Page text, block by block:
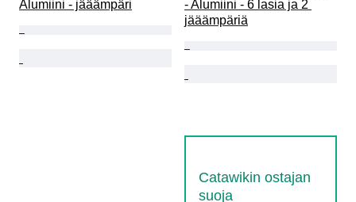
Alumiini - jääämpäri
- Alumiini - 6 lasia ja 2
jääämpäriä
Catawikin ostajan
suoja